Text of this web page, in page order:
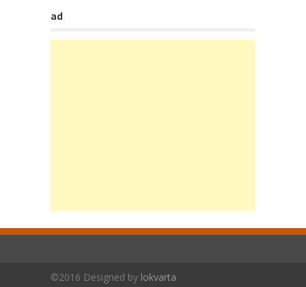
ad
©2016 Designed by lokvarta